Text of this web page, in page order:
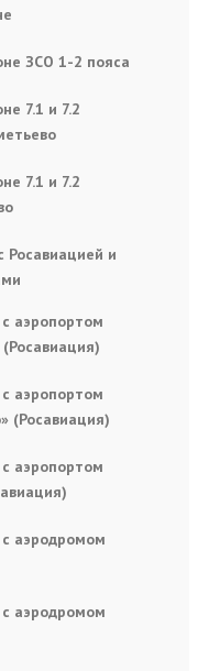
ЗСО 1-2 пояса
7.1 и 7.2
7.1 и 7.2
Росавиацией и
аэропортом
аэропортом
(Росавиация)
аэропортом
с аэродромом
с аэродромом